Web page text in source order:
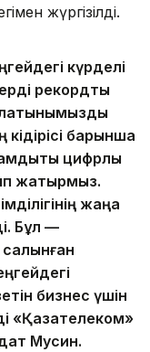
жүргізілді.
күрделі
рекордтық
барынша
цифрлық
жатырмыз.
жаңа
Бұл —
салынған
бизнес үшін
«Қазақтелеком»
Мусин.